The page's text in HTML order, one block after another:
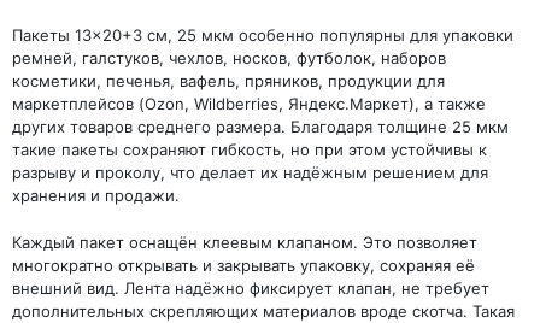
Пакеты 13×20+3 см, 25 мкм особенно популярны для упаковки
ремней, галстуков, чехлов, носков, футболок, наборов
косметики, печенья, вафель, пряников, продукции для
маркетплейсов (Ozon, Wildberries, Яндекс.Маркет), а также
других товаров среднего размера. Благодаря толщине 25 мкм
такие пакеты сохраняют гибкость, но при этом устойчивы к
разрыву и проколу, что делает их надёжным решением для
хранения и продажи.
Каждый пакет оснащён клеевым клапаном. Это позволяет
многократно открывать и закрывать упаковку, сохраняя её
внешний вид. Лента надёжно фиксирует клапан, не требует
дополнительных скрепляющих материалов вроде скотча. Такая